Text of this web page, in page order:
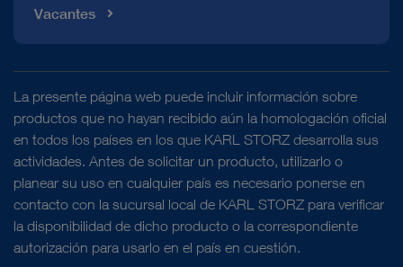
Vacantes
La presente página web puede incluir información sobre
productos que no hayan recibido aún la homologación oficial
en todos los países en los que KARL STORZ desarrolla sus
actividades. Antes de solicitar un producto, utilizarlo o
planear su uso en cualquier país es necesario ponerse en
contacto con la sucursal local de KARL STORZ para verificar
la disponibilidad de dicho producto o la correspondiente
autorización para usarlo en el país en cuestión.